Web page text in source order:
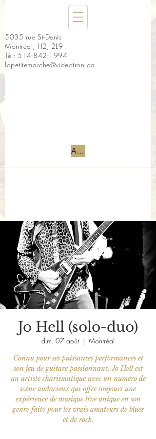
5035 rue St-Denis
Montréal, H2J 2L9
Tél: 514-842-1994
lapetitemarche@videotron.ca
Accueil
Jo Hell (solo-duo)
dim. 07 août
  |
Montréal
Connu pour ses puissantes performances et
son jeu de guitare passionnant, Jo Hell est
un artiste charismatique avec un numéro de
scène audacieux qui offre toujours une
expérience de musique live unique en son
genre faite pour les vrais amateurs de blues
et de rock.